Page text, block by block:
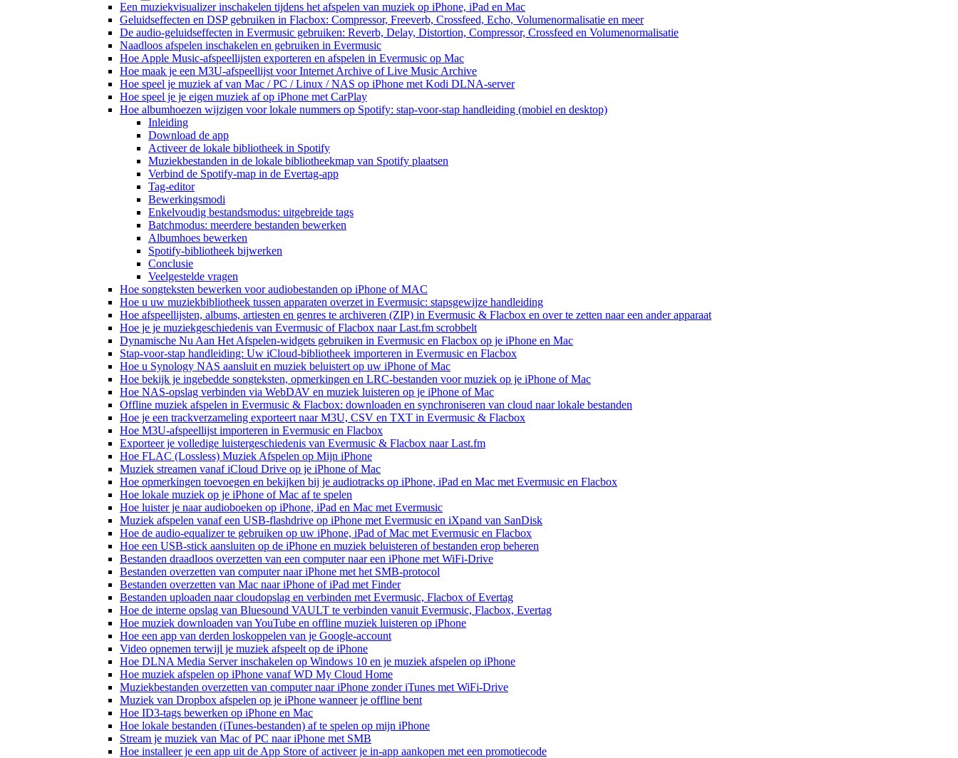
Een muziekvisualizer inschakelen tijdens het afspelen van muziek op iPhone, iPad en Mac
Geluidseffecten en DSP gebruiken in Flacbox: Compressor, Freeverb, Crossfeed, Echo, Volumenormalisatie en meer
De audio-geluidseffecten in Evermusic gebruiken: Reverb, Delay, Distortion, Compressor, Crossfeed en Volumenormalisatie
Naadloos afspelen inschakelen en gebruiken in Evermusic
Hoe Apple Music-afspeellijsten exporteren en afspelen in Evermusic op Mac
Hoe maak je een M3U-afspeellijst voor Internet Archive of Live Music Archive
Hoe speel je muziek af van Mac / PC / Linux / NAS op iPhone met Kodi DLNA-server
Hoe speel je je eigen muziek af op iPhone met CarPlay
Hoe albumhoezen wijzigen voor lokale nummers op Spotify: stap-voor-stap handleiding (mobiel en desktop)
Inleiding
Download de app
Activeer de lokale bibliotheek in Spotify
Muziekbestanden in de lokale bibliotheekmap van Spotify plaatsen
Verbind de Spotify-map in de Evertag-app
Tag-editor
Bewerkingsmodi
Enkelvoudig bestandsmodus: uitgebreide tags
Batchmodus: meerdere bestanden bewerken
Albumhoes bewerken
Spotify-bibliotheek bijwerken
Conclusie
Veelgestelde vragen
Hoe songteksten bewerken voor audiobestanden op iPhone of MAC
Hoe u uw muziekbibliotheek tussen apparaten overzet in Evermusic: stapsgewijze handleiding
Hoe afspeellijsten, albums, artiesten en genres te archiveren (ZIP) in Evermusic & Flacbox en over te zetten naar een ander apparaat
Hoe je je muziekgeschiedenis van Evermusic of Flacbox naar Last.fm scrobbelt
Dynamische Nu Aan Het Afspelen-widgets gebruiken in Evermusic en Flacbox op je iPhone en Mac
Stap-voor-stap handleiding: Uw iCloud-bibliotheek importeren in Evermusic en Flacbox
Hoe u Synology NAS aansluit en muziek beluistert op uw iPhone of Mac
Hoe bekijk je ingebedde songteksten, opmerkingen en LRC-bestanden voor muziek op je iPhone of Mac
Hoe NAS-opslag verbinden via WebDAV en muziek luisteren op je iPhone of Mac
Offline muziek afspelen in Evermusic & Flacbox: downloaden en synchroniseren van cloud naar lokale bestanden
Hoe je een trackverzameling exporteert naar M3U, CSV en TXT in Evermusic & Flacbox
Hoe M3U-afspeellijst importeren in Evermusic en Flacbox
Exporteer je volledige luistergeschiedenis van Evermusic & Flacbox naar Last.fm
Hoe FLAC (Lossless) Muziek Afspelen op Mijn iPhone
Muziek streamen vanaf iCloud Drive op je iPhone of Mac
Hoe opmerkingen toevoegen en bekijken bij je audiotracks op iPhone, iPad en Mac met Evermusic en Flacbox
Hoe lokale muziek op je iPhone of Mac af te spelen
Hoe luister je naar audioboeken op iPhone, iPad en Mac met Evermusic
Muziek afspelen vanaf een USB-flashdrive op iPhone met Evermusic en iXpand van SanDisk
Hoe de audio-equalizer te gebruiken op uw iPhone, iPad of Mac met Evermusic en Flacbox
Hoe een USB-stick aansluiten op de iPhone en muziek beluisteren of bestanden erop beheren
Bestanden draadloos overzetten van een computer naar een iPhone met WiFi-Drive
Bestanden overzetten van computer naar iPhone met het SMB-protocol
Bestanden overzetten van Mac naar iPhone of iPad met Finder
Bestanden uploaden naar cloudopslag en verbinden met Evermusic, Flacbox of Evertag
Hoe de interne opslag van Bluesound VAULT te verbinden vanuit Evermusic, Flacbox, Evertag
Hoe muziek downloaden van YouTube en offline muziek luisteren op iPhone
Hoe een app van derden loskoppelen van je Google-account
Video opnemen terwijl je muziek afspeelt op de iPhone
Hoe DLNA Media Server inschakelen op Windows 10 en je muziek afspelen op iPhone
Hoe muziek afspelen op iPhone vanaf WD My Cloud Home
Muziekbestanden overzetten van computer naar iPhone zonder iTunes met WiFi-Drive
Muziek van Dropbox afspelen op je iPhone wanneer je offline bent
Hoe ID3-tags bewerken op iPhone en Mac
Hoe lokale bestanden (iTunes-bestanden) af te spelen op mijn iPhone
Stream je muziek van Mac of PC naar iPhone met SMB
Hoe installeer je een app uit de App Store of activeer je in-app aankopen met een promotiecode